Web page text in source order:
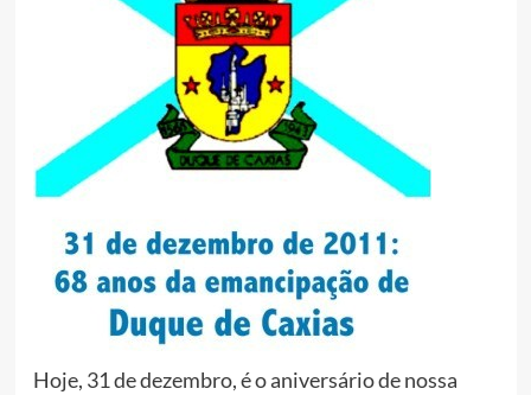
Hoje, 31 de dezembro, é o aniversário de nossa